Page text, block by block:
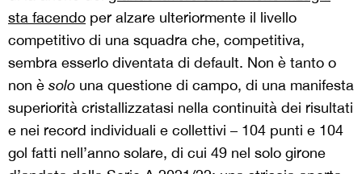
sta facendo per alzare ulteriormente il livello
competitivo di una squadra che, competitiva,
sembra esserlo diventata di default. Non è tanto o
non è solo una questione di campo, di una manifesta
superiorità cristallizzatasi nella continuità dei risultati
e nei record individuali e collettivi – 104 punti e 104
gol fatti nell’anno solare, di cui 49 nel solo girone